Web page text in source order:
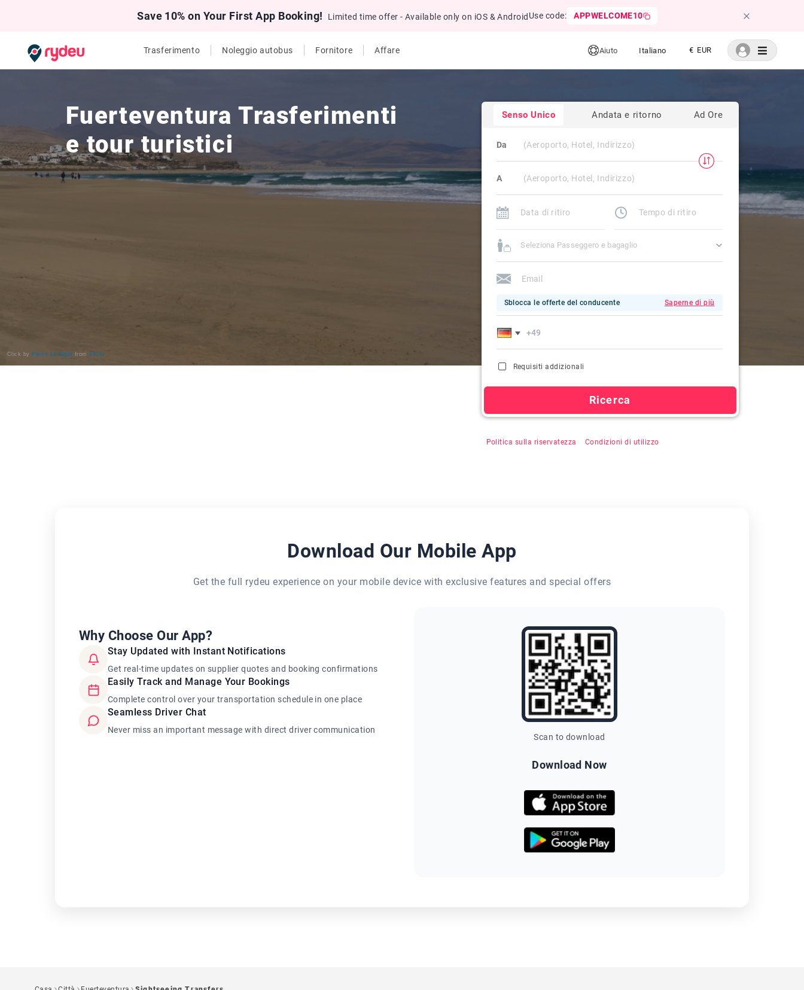
Save 10% on Your First App Booking! Limited time offer - Available only on iOS & Android Use code: APPWELCOME10
Trasferimento Noleggio autobus Fornitore Affare Aiuto Italiano € EUR
Fuerteventura Trasferimenti
e tour turistici
Senso Unico Andata e ritorno Ad Ore
Da
A
Seleziona Passeggero e bagaglio
Sblocca le offerte del conducente Saperne di più
Requisiti addizionali
Ricerca
Politica sulla riservatezza
Condizioni di utilizzo
Click by Pierre Le Bigotfrom Flickr
Download Our Mobile App
Get the full rydeu experience on your mobile device with exclusive features and special offers
Why Choose Our App?
Stay Updated with Instant Notifications
Get real-time updates on supplier quotes and booking confirmations
Easily Track and Manage Your Bookings
Complete control over your transportation schedule in one place
Seamless Driver Chat
Never miss an important message with direct driver communication
Scan to download
Download Now